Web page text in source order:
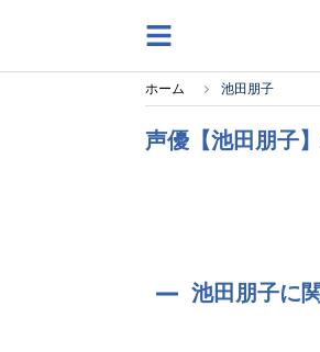
ホーム 池田朋子
声優【池田朋子
池田朋子に